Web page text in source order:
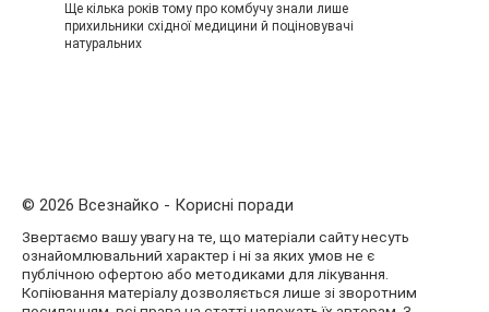
Ще кілька років тому про комбучу знали лише
прихильники східної медицини й поціновувачі
натуральних
© 2026 Всезнайко - Корисні поради
Звертаємо вашу увагу на те, що матеріали сайту несуть
ознайомлювальний характер і ні за яких умов не є
публічною офертою або методиками для лікування.
Копіювання матеріалу дозволяється лише зі зворотним